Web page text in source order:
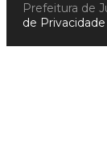
Prefeitura de
de Privacidade